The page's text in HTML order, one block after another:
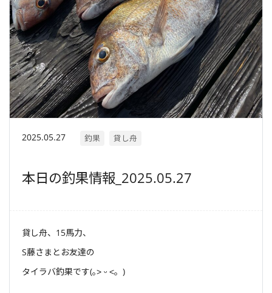
2025.05.27 釣果 貸し舟
本日の釣果情報_2025.05.27
貸し舟、15馬力、
S藤さまとお友達の
タイラバ釣果です(｡˃ ᵕ ˂。)